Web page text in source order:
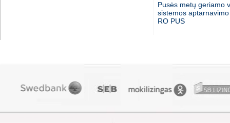
Pusės metų geriamo
sistemos
RO PUS